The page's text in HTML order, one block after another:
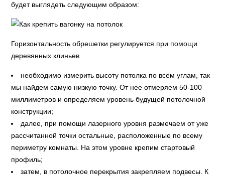
будет выглядеть следующим образом:
Горизонтальность обрешетки регулируется при помощи
деревянных клиньев
необходимо измерить высоту потолка по всем углам, так
мы найдем самую низкую точку. От нее отмеряем 50-100
миллиметров и определяем уровень будущей потолочной
конструкции;
далее, при помощи лазерного уровня размечаем от уже
рассчитанной точки остальные, расположенные по всему
периметру комнаты. На этом уровне крепим стартовый
профиль;
затем, в потолочное перекрытия закрепляем подвесы. К